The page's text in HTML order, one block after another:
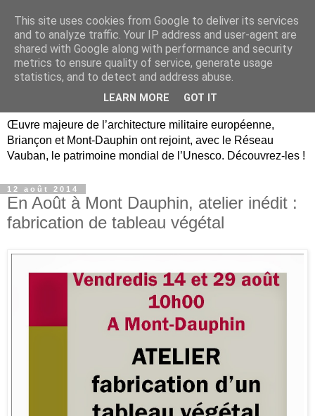
Briançon, Mont-Dauphin,
Vauban Unesco Hautes-
Œuvre majeure de l’architecture militaire européenne,
Briançon et Mont-Dauphin ont rejoint, avec le Réseau
Vauban, le patrimoine mondial de l’Unesco. Découvrez-les !
12 août 2014
En Août à Mont Dauphin, atelier inédit :
fabrication de tableau végétal
This site uses cookies from Google to deliver its services
and to analyze traffic. Your IP address and user-agent are
shared with Google along with performance and security
metrics to ensure quality of service, generate usage
statistics, and to detect and address abuse.
LEARN MORE GOT IT